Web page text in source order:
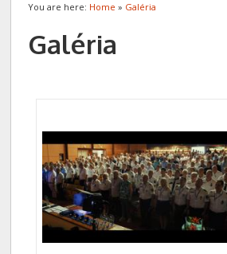
You are here: Home » Galéria
Galéria